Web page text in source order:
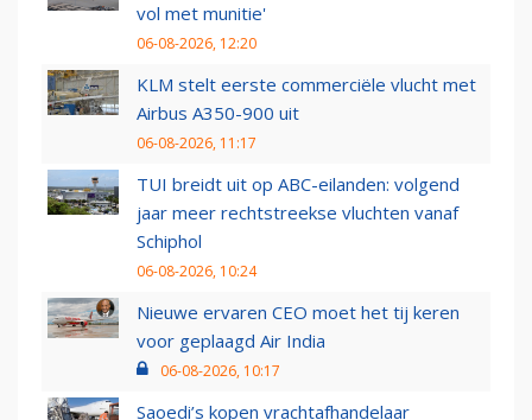
vol met munitie'
06-08-2026, 12:20
KLM stelt eerste commerciële vlucht met
Airbus A350-900 uit
06-08-2026, 11:17
TUI breidt uit op ABC-eilanden: volgend
jaar meer rechtstreekse vluchten vanaf
Schiphol
06-08-2026, 10:24
Nieuwe ervaren CEO moet het tij keren
voor geplaagd Air India
06-08-2026, 10:17
Saoedi’s kopen vrachtafhandelaar